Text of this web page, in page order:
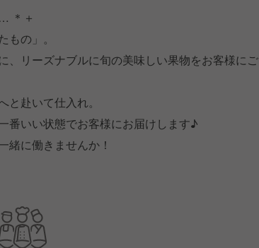
＊＋
の」。
、リーズナブルに旬の美味しい果物をお客様にご
赴いて仕入れ。
番いい状態でお客様にお届けします♪
緒に働きませんか！